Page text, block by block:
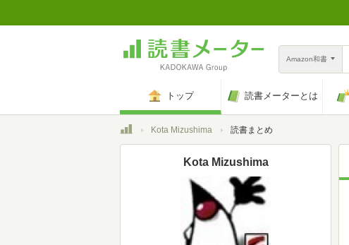
Amazon和書
トップ 読書メーターとは
トップKota Mizushima 読書まとめ
Kota Mizushima